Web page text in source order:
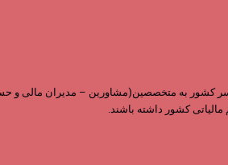
سابقه و داشتن نمایندگی در سراسر کشور به
کشور داشته باشند.